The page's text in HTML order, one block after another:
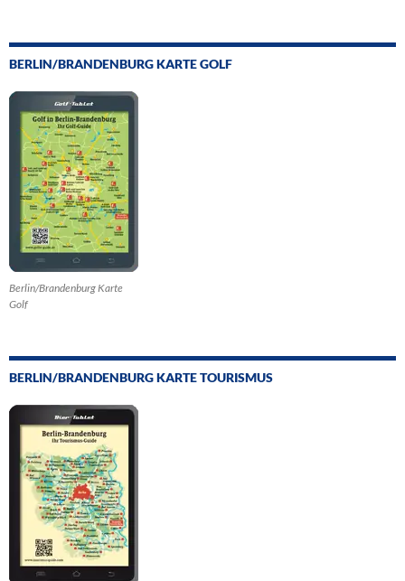
BERLIN/BRANDENBURG KARTE GOLF
Berlin/Brandenburg Karte
Golf
BERLIN/BRANDENBURG KARTE TOURISMUS